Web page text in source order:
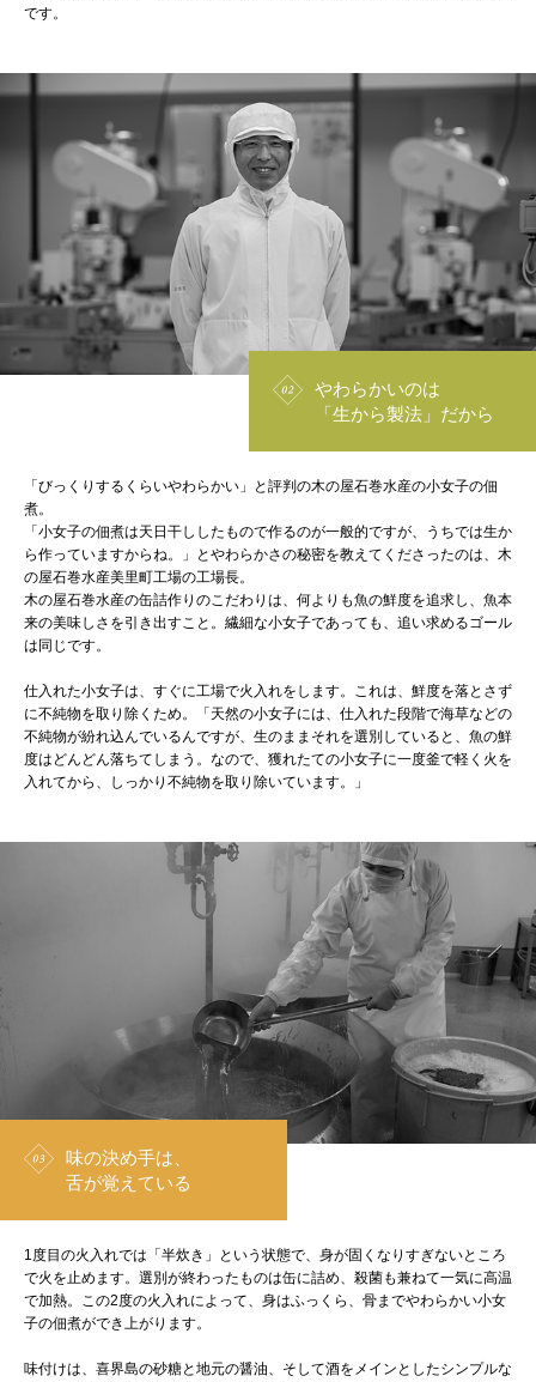
です。
やわらかいのは
「生から製法」だから
「びっくりするくらいやわらかい」と評判の木の屋石巻水産の小女子の佃
煮。
「小女子の佃煮は天日干ししたもので作るのが一般的ですが、うちでは生か
ら作っていますからね。」とやわらかさの秘密を教えてくださったのは、木
の屋石巻水産美里町工場の工場長。
木の屋石巻水産の缶詰作りのこだわりは、何よりも魚の鮮度を追求し、魚本
来の美味しさを引き出すこと。繊細な小女子であっても、追い求めるゴール
は同じです。
仕入れた小女子は、すぐに工場で火入れをします。これは、鮮度を落とさず
に不純物を取り除くため。「天然の小女子には、仕入れた段階で海草などの
不純物が紛れ込んでいるんですが、生のままそれを選別していると、魚の鮮
度はどんどん落ちてしまう。なので、獲れたての小女子に一度釜で軽く火を
入れてから、しっかり不純物を取り除いています。」
味の決め手は、
舌が覚えている
1度目の火入れでは「半炊き」という状態で、身が固くなりすぎないところ
で火を止めます。選別が終わったものは缶に詰め、殺菌も兼ねて一気に高温
で加熱。この2度の火入れによって、身はふっくら、骨までやわらかい小女
子の佃煮ができ上がります。
味付けは、喜界島の砂糖と地元の醤油、そして酒をメインとしたシンプルな